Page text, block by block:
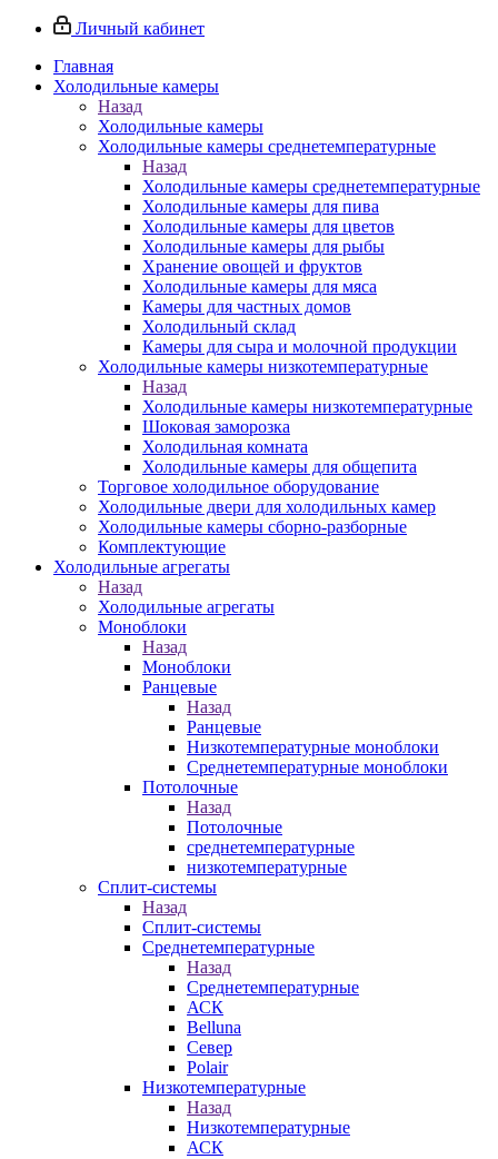
Личный кабинет
Главная
Холодильные камеры
Назад
Холодильные камеры
Холодильные камеры среднетемпературные
Назад
Холодильные камеры среднетемпературные
Холодильные камеры для пива
Холодильные камеры для цветов
Холодильные камеры для рыбы
Хранение овощей и фруктов
Холодильные камеры для мяса
Камеры для частных домов
Холодильный склад
Камеры для сыра и молочной продукции
Холодильные камеры низкотемпературные
Назад
Холодильные камеры низкотемпературные
Шоковая заморозка
Холодильная комната
Холодильные камеры для общепита
Торговое холодильное оборудование
Холодильные двери для холодильных камер
Холодильные камеры сборно-разборные
Комплектующие
Холодильные агрегаты
Назад
Холодильные агрегаты
Моноблоки
Назад
Моноблоки
Ранцевые
Назад
Ранцевые
Низкотемпературные моноблоки
Среднетемпературные моноблоки
Потолочные
Назад
Потолочные
среднетемпературные
низкотемпературные
Сплит-системы
Назад
Сплит-системы
Среднетемпературные
Назад
Среднетемпературные
АСК
Belluna
Север
Polair
Низкотемпературные
Назад
Низкотемпературные
АСК